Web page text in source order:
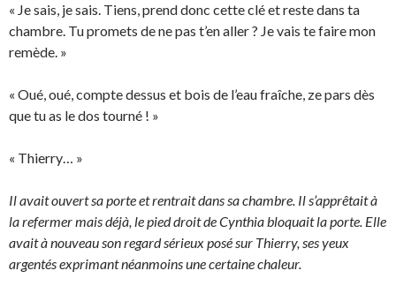
« Je sais, je sais. Tiens, prend donc cette clé et reste dans ta
chambre. Tu promets de ne pas t’en aller ? Je vais te faire mon
remède. »
« Oué, oué, compte dessus et bois de l’eau fraîche, ze pars dès
que tu as le dos tourné ! »
« Thierry… »
Il avait ouvert sa porte et rentrait dans sa chambre. Il s’apprêtait à
la refermer mais déjà, le pied droit de Cynthia bloquait la porte. Elle
avait à nouveau son regard sérieux posé sur Thierry, ses yeux
argentés exprimant néanmoins une certaine chaleur.